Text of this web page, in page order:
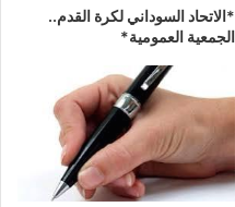
*الاتحاد السوداني لكرة القدم..
الجمعية العمومية*